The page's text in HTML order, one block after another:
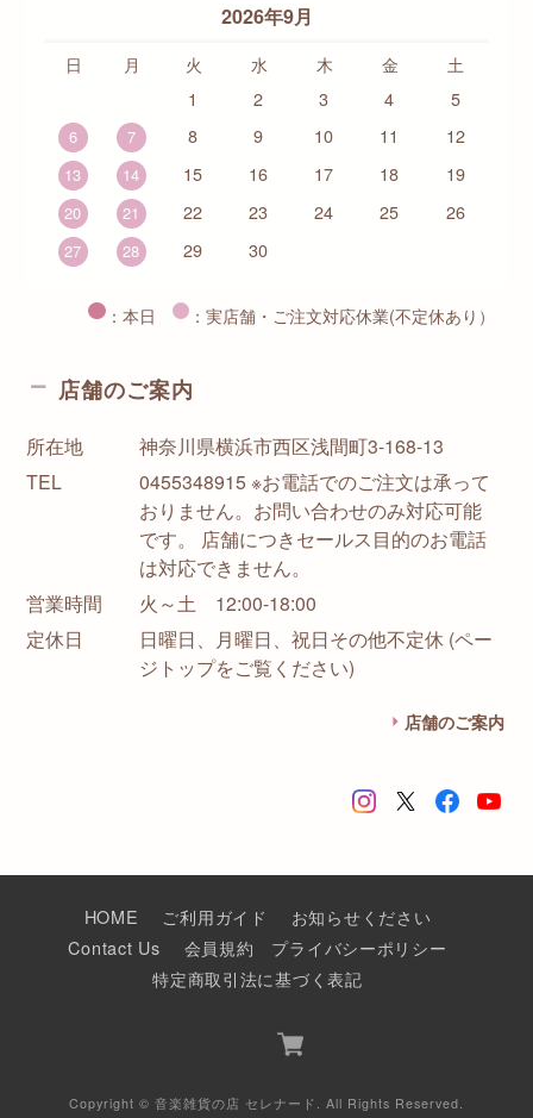
2026年9月
日 月 火 水 木 金
土
1
2 3 4 5
6 7 8 9 10 11 12
13 14 15 16 17 18 19
20 21 22 23 24 25 26
27 28 29 30
：本日 ：実店舗・ご注文対応休業(不定休あり）
店舗のご案内
所在地
神奈川県横浜市西区浅間町3-168-13
TEL
0455348915 ※お電話でのご注文は承って
おりません。お問い合わせのみ対応可能
です。 店舗につきセールス目的のお電話
は対応できません。
営業時間
火～土 12:00-18:00
定休日
日曜日、月曜日、祝日その他不定休 (ペー
ジトップをご覧ください)
店舗のご案内
HOME ご利用ガイド
お知らせください
Contact Us
会員規約
プライバシーポリシー
特定商取引法に基づく表記
Copyright © 音楽雑貨の店 セレナード. All Rights Reserved.